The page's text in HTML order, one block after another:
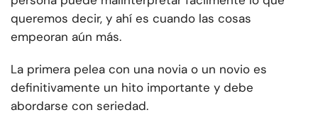
queremos decir, y ahí es cuando las cosas
empeoran aún más.
La primera pelea con una novia o un novio es
definitivamente un hito importante y debe
abordarse con seriedad.